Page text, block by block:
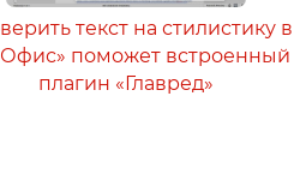
текст на стилистику в
Офис» поможет встроенный
плагин «Главред»